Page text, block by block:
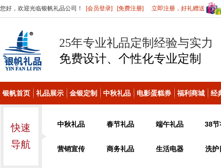
您好，欢迎光临银帆礼品公司！ [会员登录] [免费注册] 立即注册，好礼赠送
25年专业礼品定制经验与实力
免费设计、个性化专业定制
银帆首页 礼品展示 金银定制 中秋礼品 电影蛋糕券 福利商城 经
快速
导航
中秋礼品 春节礼品 端午礼品 38节
营销宣传 商务礼品 生活电器 洗护